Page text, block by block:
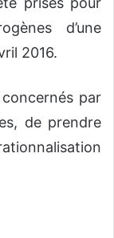
d’une
2016.
par
de prendre